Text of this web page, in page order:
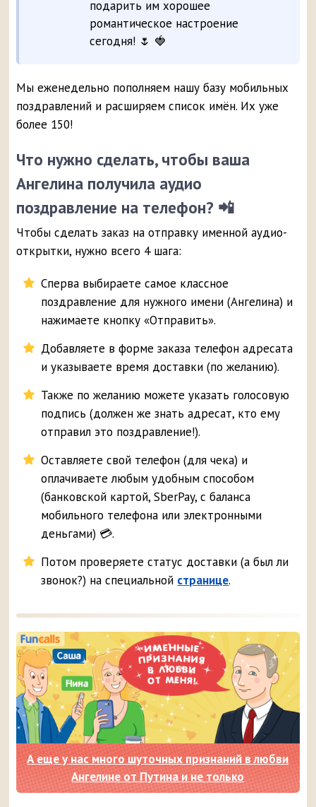
подарить им хорошее
романтическое настроение
сегодня! 🌷 🍓
Мы еженедельно пополняем нашу базу мобильных
поздравлений и расширяем список имён. Их уже
более 150!
Что нужно сделать, чтобы ваша
Ангелина получила аудио
поздравление на телефон? 📲
Чтобы сделать заказ на отправку именной аудио-
открытки, нужно всего 4 шага:
Сперва выбираете самое классное
поздравление для нужного имени (Ангелина) и
нажимаете кнопку «Отправить».
Добавляете в форме заказа телефон адресата
и указываете время доставки (по желанию).
Также по желанию можете указать голосовую
подпись (должен же знать адресат, кто ему
отправил это поздравление!).
Оставляете свой телефон (для чека) и
оплачиваете любым удобным способом
(банковской картой, SberPay, с баланса
мобильного телефона или электронными
деньгами) 💳.
Потом проверяете статус доставки (а был ли
звонок?) на специальной странице.
А еще у нас много шуточных признаний в любви
Ангелине от Путина и не только